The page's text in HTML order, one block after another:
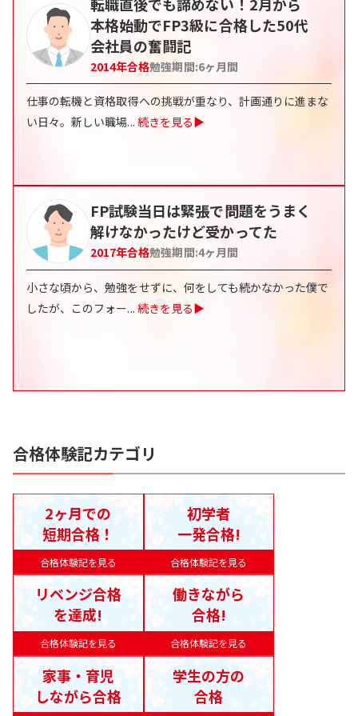
本格始動でFP3級に合格した50代
会社員の奮闘記
2014年合格勉強期間:6ヶ月間
仕事の転機と資格取得への挑戦が重なり、計画通りに進まな
い日々。新しい職場... 続きを見る▶
FP試験当日は緊張で問題をうまく
解けなかったけど受かってた
2017年合格勉強期間:4ヶ月間
小さな頃から、勉強をせずに、何をしても続かなかった僕で
したが、このフォー... 続きを見る▶
合格体験記カテゴリ
合格体験記を見る
2ヶ月での
短期合格！
合格体験記を見る
初学者
一発合格!
合格体験記を見る
リベンジ合格
を達成!
合格体験記を見る
働きながら
合格!
家事・育児
しながら合格
学生の方の
合格